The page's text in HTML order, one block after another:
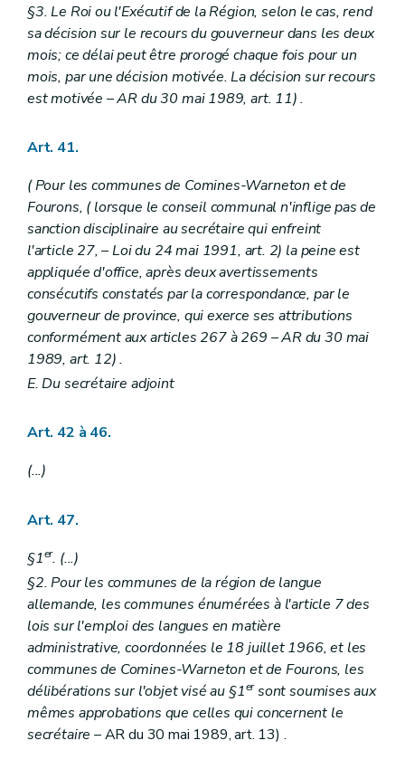
§3. Le Roi ou l'Exécutif de la Région, selon le cas, rend
sa décision sur le recours du gouverneur dans les deux
mois; ce délai peut être prorogé chaque fois pour un
mois, par une décision motivée. La décision sur recours
est motivée – AR du 30 mai 1989, art. 11) .
Art. 41.
(Pour les communes de Comines-Warneton et de
Fourons, (lorsque le conseil communal n'inflige pas de
sanction disciplinaire au secrétaire qui enfreint
l'article 27,– Loi du 24 mai 1991, art. 2) la peine est
appliquée d'office, après deux avertissements
consécutifs constatés par la correspondance, par le
gouverneur de province, qui exerce ses attributions
conformément aux articles 267 à 269 – AR du 30 mai
1989, art. 12) .
E.Du secrétaire adjoint
Art. 42 à 46.
(...)
Art. 47.
§1er. (...)
§2. Pour les communes de la région de langue
allemande, les communes énumérées à l'article 7 des
lois sur l'emploi des langues en matière
administrative, coordonnées le 18 juillet 1966, et les
communes de Comines-Warneton et de Fourons, les
délibérations sur l'objet visé au §1ersont soumises aux
mêmes approbations que celles qui concernent le
secrétaire – AR du 30 mai 1989, art. 13) .